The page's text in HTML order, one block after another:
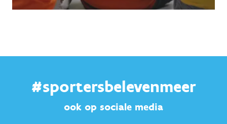
#sportersbelevenmeer
ook op sociale media